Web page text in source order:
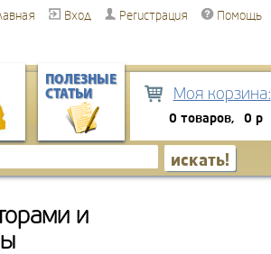
Вход Регистрация Помощь
Моя корзина:
0 товаров, 0 р
ПОЛЕЗНЫЕ
СТАТЬИ
и